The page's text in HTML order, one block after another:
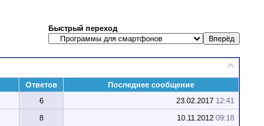
Быстрый переход
Ответов
Последнее сообщение
6 23.02.2017 12:41
8 10.11.2012 09:18